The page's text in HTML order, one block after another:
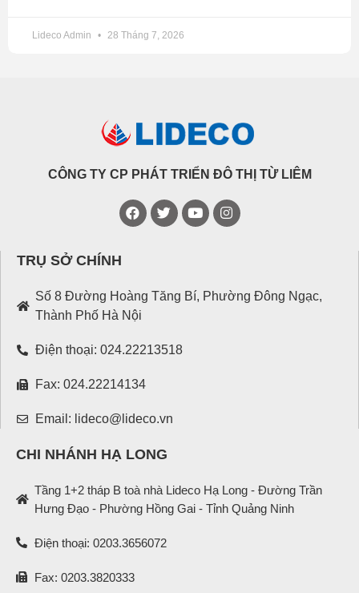
Lideco Admin 28 Tháng 7, 2026
CÔNG TY CP PHÁT TRIỂN ĐÔ THỊ TỪ LIÊM
TRỤ SỞ CHÍNH
Số 8 Đường Hoàng Tăng Bí, Phường Đông Ngạc,
Thành Phố Hà Nội
Điện thoại: 024.22213518
Fax: 024.22214134
Email: lideco@lideco.vn
CHI NHÁNH HẠ LONG
Tầng 1+2 tháp B toà nhà Lideco Hạ Long - Đường Trần
Hưng Đạo - Phường Hồng Gai - Tỉnh Quảng Ninh
Điện thoại: 0203.3656072
Fax: 0203.3820333